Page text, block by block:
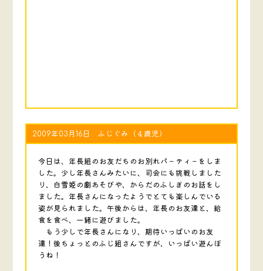
2009年03月16日 ふじぐみ（４歳児）
今日は、年長組のお友だちのお別れパ－ティ－をしま
した。少し年長さんみたいに、司会にも挑戦しました
り、白雪姫の劇あそびや、からだのふしぎのお話をし
ました。年長さんになったようでとても楽しんでいる
姿が見られました。午後からは、年長のお友達と、給
食を食べ、一緒に遊びました。
もう少しで年長さんになり、期待いっぱいのお友
達！後ちょっとのふじ組さんですが、いっぱい遊んぼ
うね！